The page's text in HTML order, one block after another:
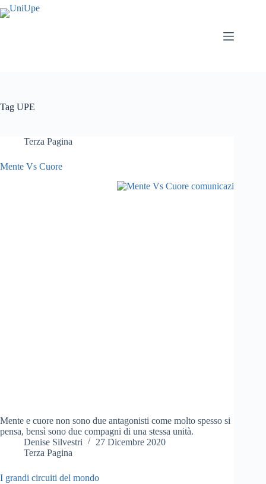
Salta
al
Tag UPE
Terza Pagina
Mente Vs Cuore
Mente e cuore non sono due antagonisti come molto spesso si
pensa, bensì sono due compagni di una stessa unità.
Denise Silvestri
27 Dicembre 2020
Terza Pagina
I grandi circuiti del mondo